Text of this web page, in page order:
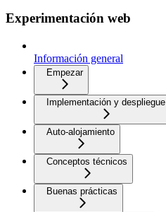
Experimentación web
Información general
Empezar
Implementación y despliegue
Auto-alojamiento
Conceptos técnicos
Buenas prácticas